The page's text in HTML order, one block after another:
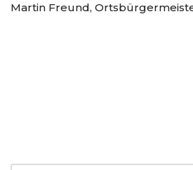
Martin Freund,